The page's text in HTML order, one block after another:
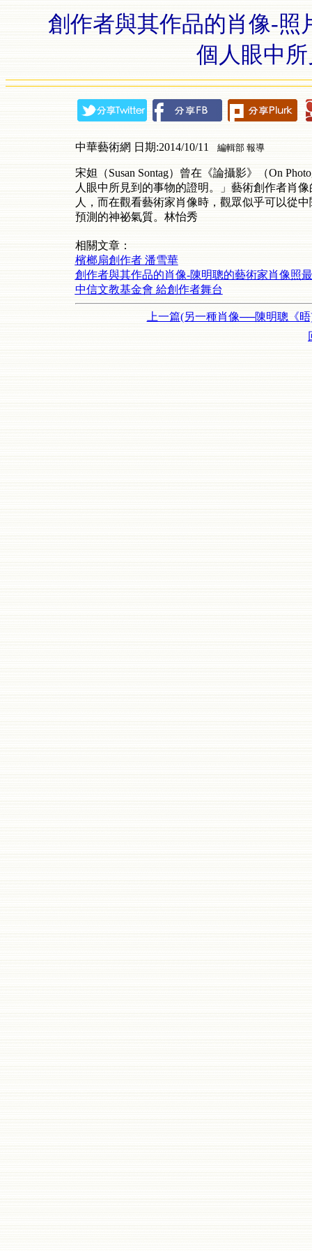
創作者與其作品的肖像-照
個人眼中
中華藝術網 日期:2014/10/11 編輯部 報導
宋妲（Susan Sontag）曾在《論攝影》（On
人眼中所見到的事物的證明。」藝術創作者肖
人，而在觀看藝術家肖像時，觀眾似乎可以從
預測的神祕氣質。林怡秀
相關文章：
檳榔扇創作者 潘雪華
創作者與其作品的肖像-陳明聰的藝術家肖像照
中信文教基金會 給創作者舞台
上一篇(另一種肖像──陳明聰《晤